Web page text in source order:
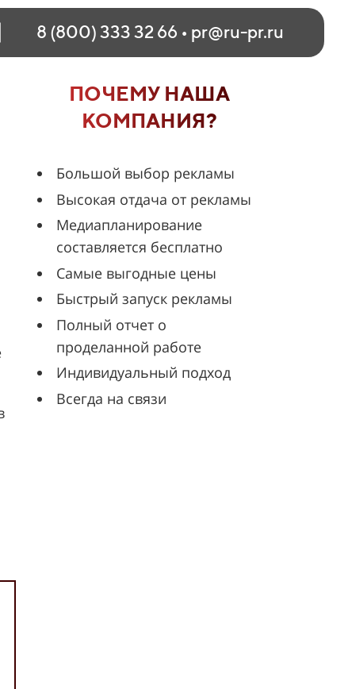
8 (800) 333 32 66 • pr@ru-pr.ru
ПОЧЕМУ НАША
КОМПАНИЯ?
Большой выбор рекламы
Высокая отдача от рекламы
Медиапланирование
составляется бесплатно
Самые выгодные цены
Быстрый запуск рекламы
Полный отчет о
проделанной работе
Индивидуальный подход
Всегда на связи